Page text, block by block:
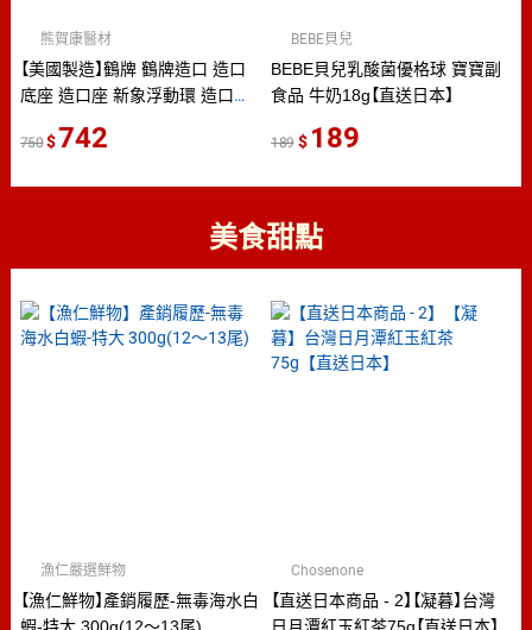
【美國製造】鶴牌 鶴牌造口 造口
底座 造口座 新象浮動環 造口袋
件 佳醫
熊賀康醫材
750 742
BEBE貝兒乳酸菌優格球 寶寶副
食品 牛奶18g【直送日本】
BEBE貝兒
189 189
美食甜點
【漁仁鮮物】產銷履歷-無毒海水白
漁仁嚴選鮮物
【直送日本商品 - 2】【凝暮】台灣
Chosenone